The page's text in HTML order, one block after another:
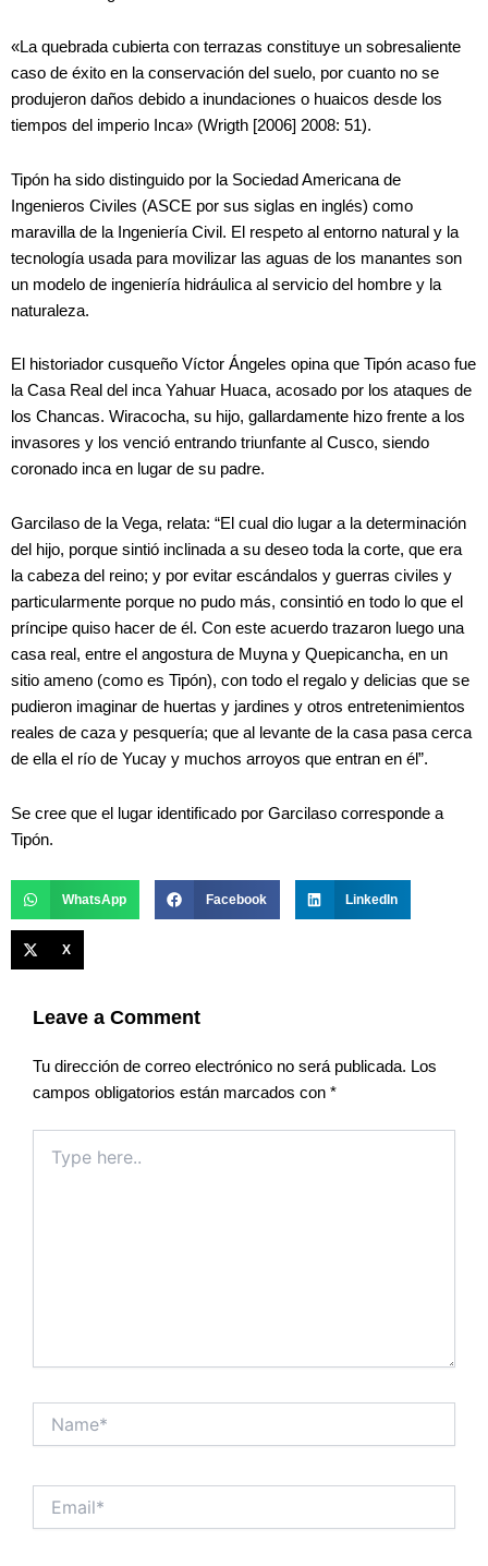
«La quebrada cubierta con terrazas constituye un sobresaliente
caso de éxito en la conservación del suelo, por cuanto no se
produjeron daños debido a inundaciones o huaicos desde los
tiempos del imperio Inca» (Wrigth [2006] 2008: 51).
Tipón ha sido distinguido por la Sociedad Americana de
Ingenieros Civiles (ASCE por sus siglas en inglés) como
maravilla de la Ingeniería Civil. El respeto al entorno natural y la
tecnología usada para movilizar las aguas de los manantes son
un modelo de ingeniería hidráulica al servicio del hombre y la
naturaleza.
El historiador cusqueño Víctor Ángeles opina que Tipón acaso fue
la Casa Real del inca Yahuar Huaca, acosado por los ataques de
los Chancas. Wiracocha, su hijo, gallardamente hizo frente a los
invasores y los venció entrando triunfante al Cusco, siendo
coronado inca en lugar de su padre.
Garcilaso de la Vega, relata: “El cual dio lugar a la determinación
del hijo, porque sintió inclinada a su deseo toda la corte, que era
la cabeza del reino; y por evitar escándalos y guerras civiles y
particularmente porque no pudo más, consintió en todo lo que el
príncipe quiso hacer de él. Con este acuerdo trazaron luego una
casa real, entre el angostura de Muyna y Quepicancha, en un
sitio ameno (como es Tipón), con todo el regalo y delicias que se
pudieron imaginar de huertas y jardines y otros entretenimientos
reales de caza y pesquería; que al levante de la casa pasa cerca
de ella el río de Yucay y muchos arroyos que entran en él”.
Se cree que el lugar identificado por Garcilaso corresponde a
Tipón.
WhatsApp Facebook LinkedIn
X
Leave a Comment
Tu dirección de correo electrónico no será publicada. Los
campos obligatorios están marcados con *
here..